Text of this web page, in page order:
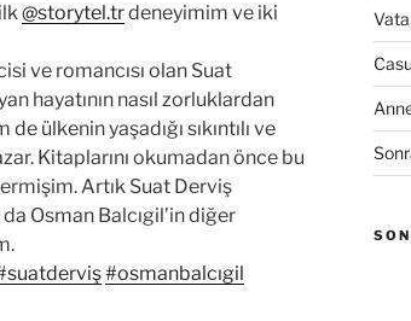
@storytel.trdeneyimim ve iki
ve romancısı olan Suat
hayatının nasıl zorluklardan
ülkenin yaşadığı sıkıntılı ve
Kitaplarını okumadan önce bu
Artık Suat Derviş
Osman Balcıgil’in diğer
#osmanbalcıgil